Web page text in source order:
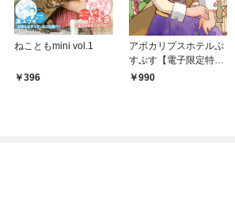
ねこともmini vol.1
396
アポカリプスホテルぷ
すぷす【電子限定特典
付き】
990